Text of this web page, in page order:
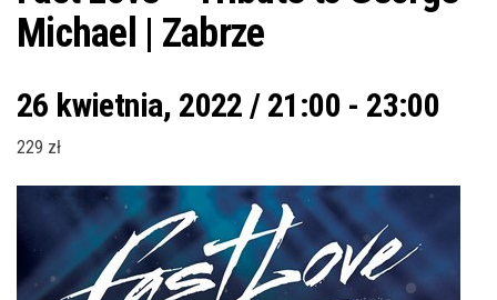
Michael | Zabrze
26 kwietnia, 2022 / 21:00 - 23:00
229 zł